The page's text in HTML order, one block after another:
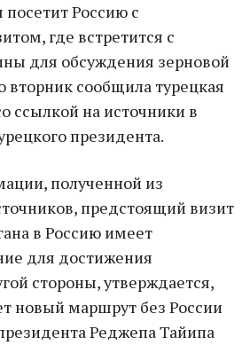
Россию с
где встретится с
для обсуждения зерновой
вторник сообщила турецкая
ссылкой на источники в
президента.
полученной из
предстоящий визит
в Россию имеет
для достижения
стороны, утверждается,
новый маршрут без России
Реджепа Тайипа